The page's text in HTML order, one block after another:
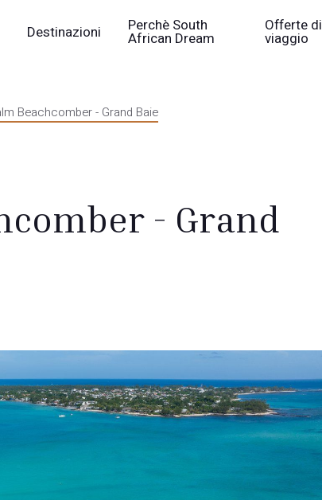
Destinazioni Perchè South
African Dream
Offerte di
viaggio
Beachcomber - Grand Baie
- Grand